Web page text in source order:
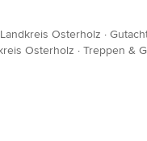
Osterholz ·
Osterholz · Treppen &